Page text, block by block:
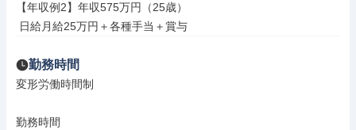
【年収例2】年収575万円（25歳）
日給月給25万円＋各種手当＋賞与
勤務時間
変形労働時間制
勤務時間